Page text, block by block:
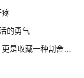
疼
的勇气
收藏金石碑帖不仅是收藏名家荟萃，更是收藏一种割舍不断的情怀